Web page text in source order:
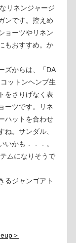
リネンジャージ
ンです。控えめ
ョーツやリネン
もおすすめ。か
ズからは、「DA
ットンヘンプ生
をさりげなく表
ーツです。リネ
ハットを合わせ
。サンダル、
かも．．．。
ムになりそうで
るジャンゴアト
＞